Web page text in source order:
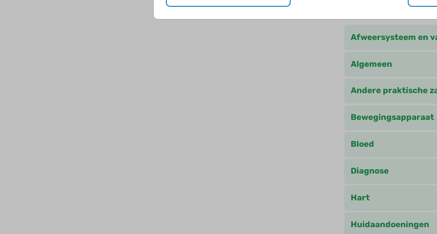
Andere
Afweersysteem en
Algemeen
Andere praktische
Bewegingsapparaat
Bloed
Diagnose
Hart
Huidaandoeningen